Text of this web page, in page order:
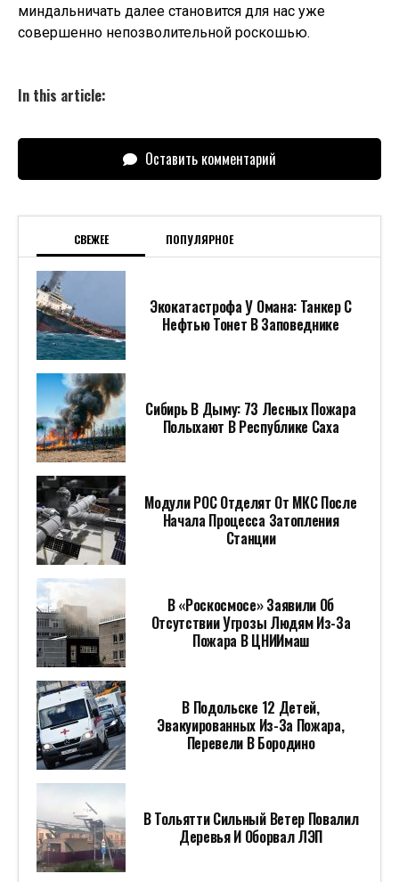
миндальничать далее становится для нас уже
совершенно непозволительной роскошью.
In this article:
Оставить комментарий
СВЕЖЕЕ ПОПУЛЯРНОЕ
Экокатастрофа У Омана: Танкер С
Нефтью Тонет В Заповеднике
Сибирь В Дыму: 73 Лесных Пожара
Полыхают В Республике Саха
Модули РОС Отделят От МКС После
Начала Процесса Затопления
Станции
В «Роскосмосе» Заявили Об
Отсутствии Угрозы Людям Из-За
Пожара В ЦНИИмаш
В Подольске 12 Детей,
Эвакуированных Из-За Пожара,
Перевели В Бородино
В Тольятти Сильный Ветер Повалил
Деревья И Оборвал ЛЭП